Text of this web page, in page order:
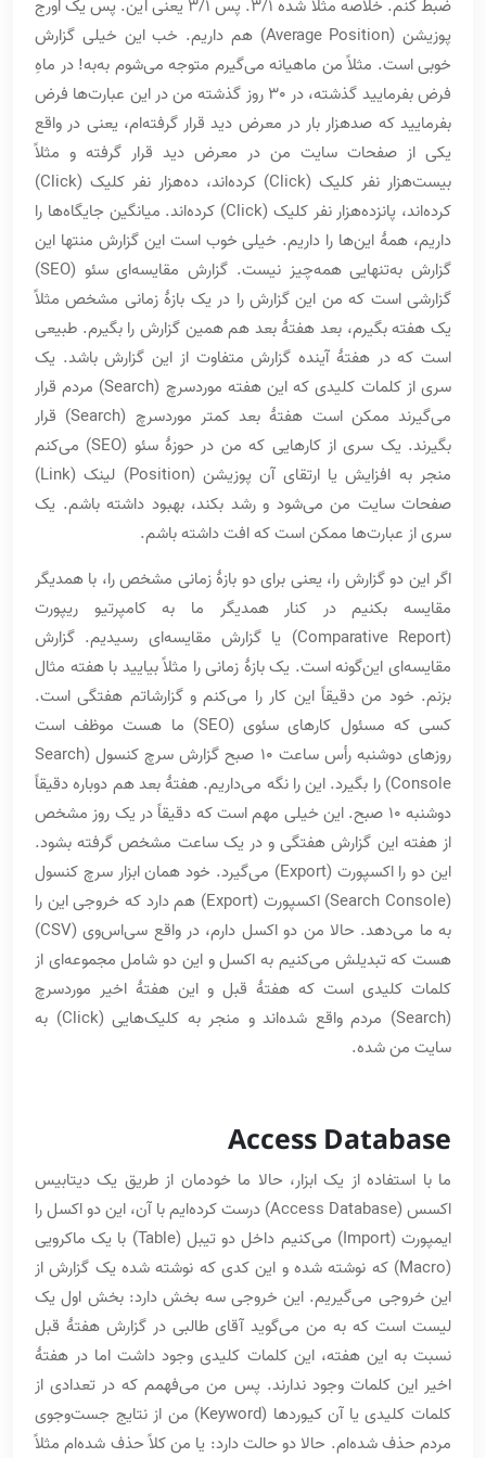
ضبط کنم. خلاصه مثلاً شده 3/1. پس 3/1 یعنی این. پس یک اورج
پوزیشن (Average Position) هم داریم. خب این خیلی گزارش
خوبی است. مثلاً من ماهیانه می‌گیرم متوجه می‌شوم به‌به! در ماهِ
فرض بفرمایید گذشته، در 30 روز گذشته من در این عبارت‌ها فرض
بفرمایید که صدهزار بار در معرض دید قرار گرفته‌ام، یعنی در واقع
یکی از صفحات سایت من در معرض دید قرار گرفته و مثلاً
بیست‌هزار نفر کلیک (Click) کرده‌اند، ده‌هزار نفر کلیک (Click)
کرده‌اند، پانزده‌هزار نفر کلیک (Click) کرده‌اند. میانگین جایگاه‌ها را
داریم، همۀ این‌ها را داریم. خیلی خوب است این گزارش منتها این
گزارش به‌تنهایی همه‌چیز نیست. گزارش مقایسه‌ای سئو (SEO)
گزارشی است که من این گزارش را در یک بازۀ زمانی مشخص مثلاً
یک هفته بگیرم، بعد هفتۀ بعد هم همین گزارش را بگیرم. طبیعی
است که در هفتۀ آینده گزارش متفاوت از این گزارش باشد. یک
سری از کلمات کلیدی که این هفته موردسرچ (Search) مردم قرار
می‌گیرند ممکن است هفتۀ بعد کمتر موردسرچ (Search) قرار
بگیرند. یک سری از کارهایی که من در حوزۀ سئو (SEO) می‌کنم
منجر به افزایش یا ارتقای آن پوزیشن (Position) لینک (Link)
صفحات سایت من می‌شود و رشد بکند، بهبود داشته باشم. یک
سری از عبارت‌ها ممکن است که افت داشته باشم.
اگر این دو گزارش را، یعنی برای دو بازۀ زمانی مشخص را، با همدیگر
مقایسه بکنیم در کنار همدیگر ما به کامپرتیو ریپورت
(Comparative Report) یا گزارش مقایسه‌ای رسیدیم. گزارش
مقایسه‌ای این‌گونه است. یک بازۀ زمانی را مثلاً بیایید با هفته مثال
بزنم. خود من دقیقاً این کار را می‌کنم و گزارشاتم هفتگی است.
کسی که مسئول کارهای سئوی (SEO) ما هست موظف است
روزهای دوشنبه رأس ساعت 10 صبح گزارش سرچ کنسول (Search
Console) را بگیرد. این را نگه می‌داریم. هفتۀ بعد هم دوباره دقیقاً
دوشنبه 10 صبح. این خیلی مهم است که دقیقاً در یک روز مشخص
از هفته این گزارش هفتگی و در یک ساعت مشخص گرفته بشود.
این دو را اکسپورت (Export) می‌گیرد. خود همان ابزار سرچ کنسول
(Search Console) اکسپورت (Export) هم دارد که خروجی این را
به ما می‌دهد. حالا من دو اکسل دارم، در واقع سی‌اس‌وی (CSV)
هست که تبدیلش می‌کنیم به اکسل و این دو شامل مجموعه‌ای از
کلمات کلیدی است که هفتۀ قبل و این هفتۀ اخیر موردسرچ
(Search) مردم واقع شده‌اند و منجر به کلیک‌هایی (Click) به
سایت من شده.
Access Database
ما با استفاده از یک ابزار، حالا ما خودمان از طریق یک دیتابیس
اکسس (Access Database) درست کرده‌ایم با آن، این دو اکسل را
ایمپورت (Import) می‌کنیم داخل دو تیبل (Table) با یک ماکرویی
(Macro) که نوشته شده و این کدی که نوشته شده یک گزارش از
این خروجی می‌گیریم. این خروجی سه بخش دارد: بخش اول یک
لیست است که به من می‌گوید آقای طالبی در گزارش هفتۀ قبل
نسبت به این هفته، این کلمات کلیدی وجود داشت اما در هفتۀ
اخیر این کلمات وجود ندارند. پس من می‌فهمم که در تعدادی از
کلمات کلیدی یا آن کیوردها (Keyword) من از نتایج جست‌وجوی
مردم حذف شده‌ام. حالا دو حالت دارد: یا من کلاً حذف شده‌ام مثلاً